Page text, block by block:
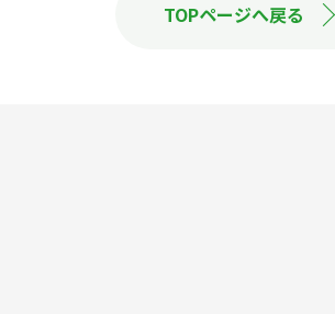
TOPページへ戻る